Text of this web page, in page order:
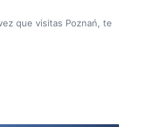
que visitas Poznań, te